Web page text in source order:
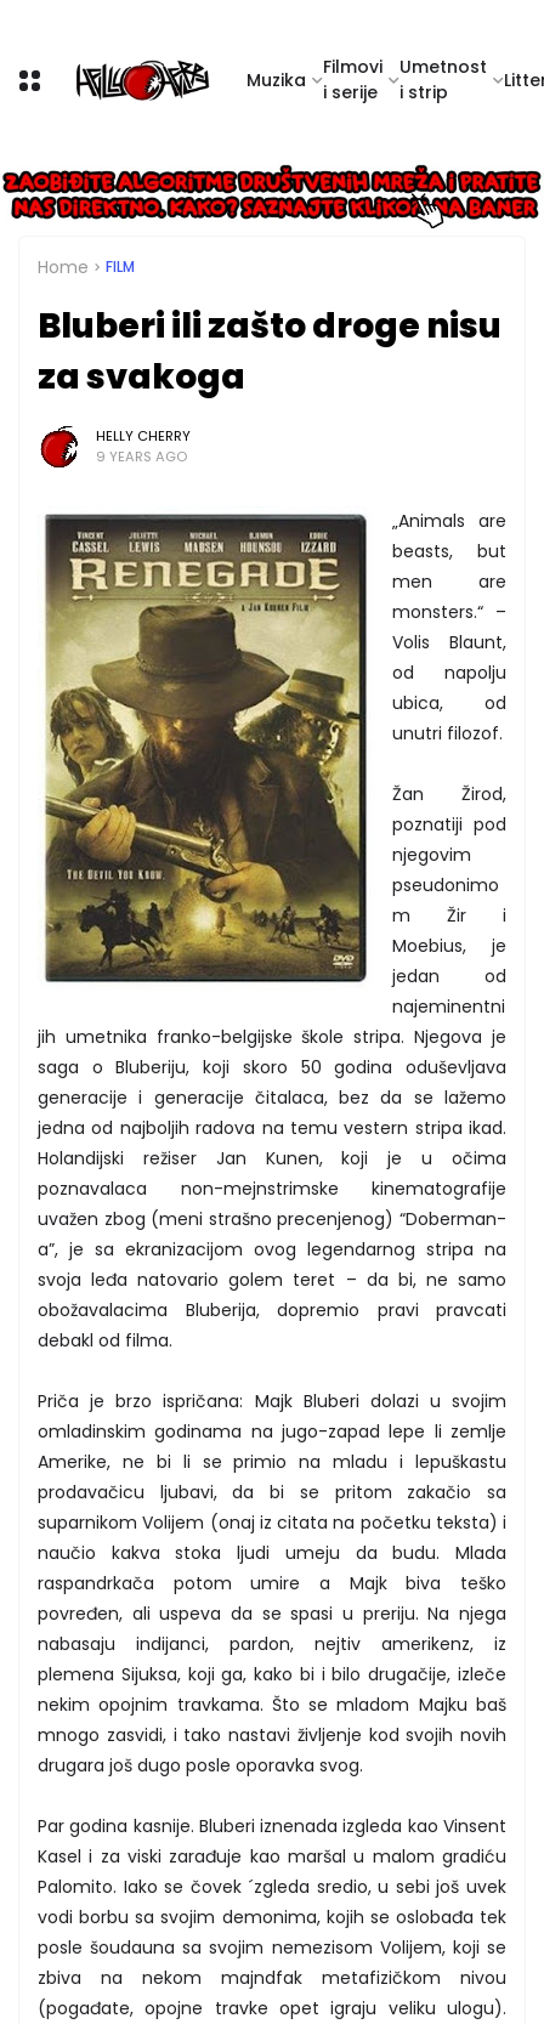
Muzika
Filmovi
i serije
Umetnost
i strip
Home FILM
Bluberi ili zašto droge nisu
za svakoga
HELLY CHERRY
9 YEARS AGO
„Animals are
beasts, but
men are
monsters.“ –
Volis Blaunt,
od napolju
ubica, od
unutri filozof.
Žan Žirod,
poznatiji pod
njegovim
pseudonimo
m Žir i
Moebius, je
jedan od
najeminentni
jih umetnika franko-belgijske škole stripa. Njegova je
saga o Bluberiju, koji skoro 50 godina oduševljava
generacije i generacije čitalaca, bez da se lažemo
jedna od najboljih radova na temu vestern stripa ikad.
Holandijski režiser Jan Kunen, koji je u očima
poznavalaca non-mejnstrimske kinematografije
uvažen zbog (meni strašno precenjenog) “Doberman-
a”, je sa ekranizacijom ovog legendarnog stripa na
svoja leđa natovario golem teret – da bi, ne samo
obožavalacima Bluberija, dopremio pravi pravcati
debakl od filma.
Priča je brzo ispričana: Majk Bluberi dolazi u svojim
omladinskim godinama na jugo-zapad lepe li zemlje
Amerike, ne bi li se primio na mladu i lepuškastu
prodavačicu ljubavi, da bi se pritom zakačio sa
suparnikom Volijem (onaj iz citata na početku teksta) i
naučio kakva stoka ljudi umeju da budu. Mlada
raspandrkača potom umire a Majk biva teško
povređen, ali uspeva da se spasi u preriju. Na njega
nabasaju indijanci, pardon, nejtiv amerikenz, iz
plemena Sijuksa, koji ga, kako bi i bilo drugačije, izleče
nekim opojnim travkama. Što se mladom Majku baš
mnogo zasvidi, i tako nastavi življenje kod svojih novih
drugara još dugo posle oporavka svog.
Par godina kasnije. Bluberi iznenada izgleda kao Vinsent
Kasel i za viski zarađuje kao maršal u malom gradiću
Palomito. Iako se čovek ´zgleda sredio, u sebi još uvek
vodi borbu sa svojim demonima, kojih se oslobađa tek
posle šoudauna sa svojim nemezisom Volijem, koji se
zbiva na nekom majndfak metafizičkom nivou
(pogađate, opojne travke opet igraju veliku ulogu).